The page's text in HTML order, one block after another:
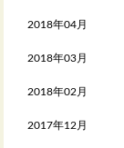
2018年04月
2018年03月
2018年02月
2017年12月